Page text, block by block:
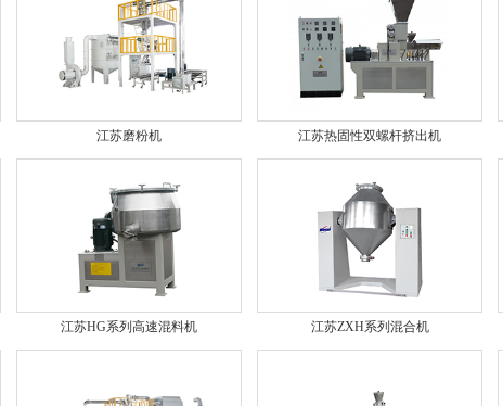
江苏磨粉机 江苏热固性双螺杆挤出机
江苏HG系列高速混料机 江苏ZXH系列混合机